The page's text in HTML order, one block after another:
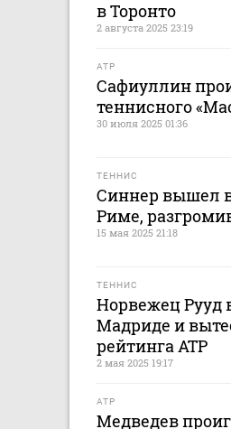
в Торонто
2 августа 2025 23:19
ATP
Сафиуллин
теннисного
30 июля 2025 01:36
ТЕННИС
Синнер вышел
Риме,
15 мая 2025 21:18
ТЕННИС
Норвежец Рууд
Мадриде и
рейтинга ATP
2 мая 2025 19:17
ATP
Медведев